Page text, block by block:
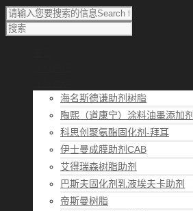
海名斯德谦助剂树脂
陶熙（道康宁）涂料油墨添加剂
科思创聚氨酯固化剂-拜耳
伊士曼成膜助剂CAB
艾得瑞森树脂助剂
巴斯夫固化剂乳液埃夫卡助剂
帝斯曼树脂